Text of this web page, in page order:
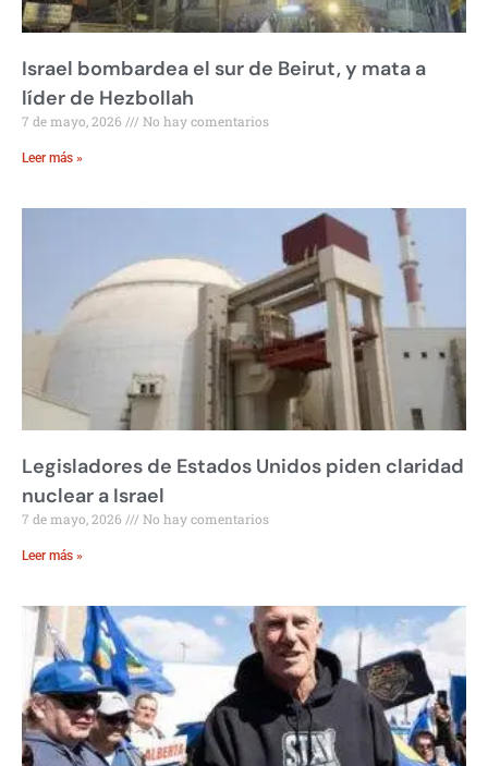
Israel bombardea el sur de Beirut, y mata a
líder de Hezbollah
7 de mayo, 2026 No hay comentarios
Leer más »
Legisladores de Estados Unidos piden claridad
nuclear a Israel
7 de mayo, 2026 No hay comentarios
Leer más »